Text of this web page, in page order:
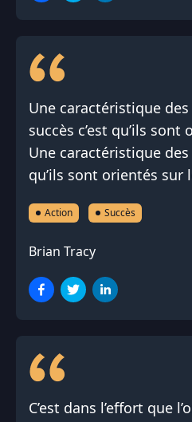
Une caractéristique
succès c’est qu’ils sont
Une caractéristique des
qu’ils sont orientés sur
Action Succès
Brian Tracy
C’est dans l’effort que